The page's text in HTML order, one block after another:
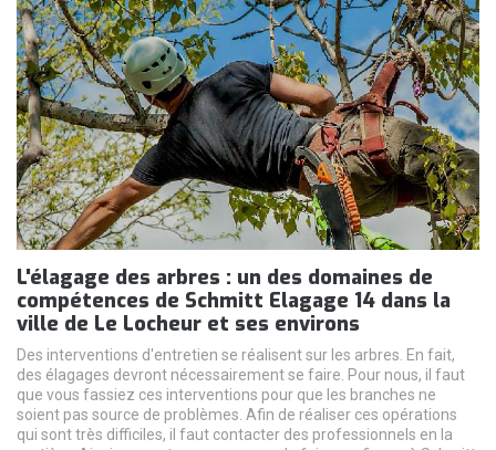
L'élagage des arbres : un des domaines de
compétences de Schmitt Elagage 14 dans la
ville de Le Locheur et ses environs
Des interventions d'entretien se réalisent sur les arbres. En fait,
des élagages devront nécessairement se faire. Pour nous, il faut
que vous fassiez ces interventions pour que les branches ne
soient pas source de problèmes. Afin de réaliser ces opérations
qui sont très difficiles, il faut contacter des professionnels en la